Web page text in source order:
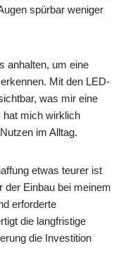
spürbar weniger
anhalten, um eine
Mit den LED-
was mir eine
hat mich wirklich
im Alltag.
etwas teurer ist
Einbau bei meinem
erforderte
die langfristige
die Investition